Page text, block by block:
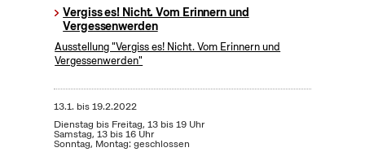
Vergiss es! Nicht. Vom Erinnern und
Vergessenwerden
Ausstellung "Vergiss es! Nicht. Vom Erinnern und
Vergessenwerden"
13.1. bis19.2.2022
Dienstag bis Freitag, 13 bis 19 Uhr
Samstag, 13 bis 16 Uhr
Sonntag, Montag: geschlossen